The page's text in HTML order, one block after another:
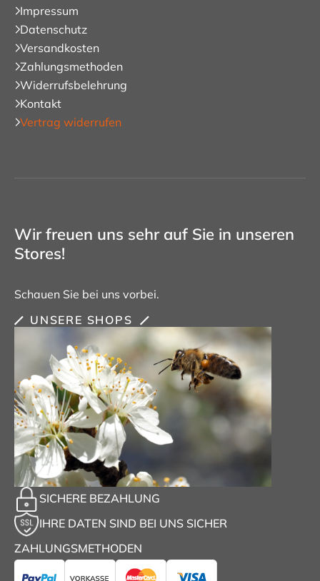
Impressum
Datenschutz
Versandkosten
Zahlungsmethoden
Widerrufsbelehrung
Kontakt
Vertrag widerrufen
Wir freuen uns sehr auf Sie in unseren
Stores!
Schauen Sie bei uns vorbei.
UNSERE SHOPS
SICHERE BEZAHLUNG
IHRE DATEN SIND BEI UNS SICHER
ZAHLUNGSMETHODEN